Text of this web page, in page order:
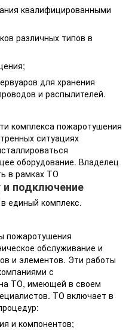
квалифицированными
различных типов в
для хранения
и распылителей.
комплекса пожаротушения
ситуациях
оборудование. Владелец
в рамках ТО
и подключение
в единый комплекс.
пожаротушения
обслуживание и
и элементов. Эти работы
с
ТО, имеющей в своем
ТО включает в
и компонентов;